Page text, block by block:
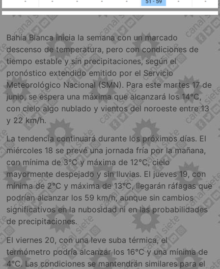
Bahía Blanca inicia la semana con un marcado
descenso de temperatura, pero con condiciones de
tiempo estable y sin precipitaciones, según el
pronóstico extendido emitido por el Servicio
Meteorológico Nacional (SMN). Para este martes 17 de
junio, se espera una máxima que alcanzará los 14°C,
con cielo algo nublado y vientos del noroeste entre 13
y 22 km/h.
La tendencia continuará durante los próximos días. El
miércoles 18 se prevé una jornada fría por la mañana,
con mínima de 3°C y máxima de 12°C, cielo
mayormente despejado y sin lluvias. El jueves 19, con
mínima de 2°C y máxima de 13°C, llegarán ráfagas que
podrían alcanzar los 59 km/h, aunque sin cambios
significativos en la nubosidad ni en las probabilidades
de precipitaciones.
El viernes 20, con una leve suba térmica, el
termómetro podría alcanzar los 16°C y una mínima de
4°C. Las condiciones se mantendrán similares para el